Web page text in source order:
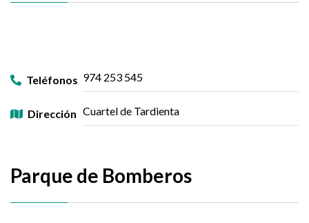
Teléfonos 974 253 545
Dirección Cuartel de Tardienta
Parque de Bomberos